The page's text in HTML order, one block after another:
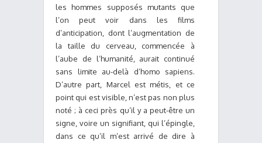
les hommes supposés mutants que
l’on peut voir dans les films
d’anticipation, dont l’augmentation de
la taille du cerveau, commencée à
l’aube de l’humanité, aurait continué
sans limite au-delà d’homo sapiens.
D’autre part, Marcel est métis, et ce
point qui est visible, n’est pas non plus
noté ; à ceci près qu’il y a peut-être un
signe, voire un signifiant, qui l’épingle,
dans ce qu’il m’est arrivé de dire à